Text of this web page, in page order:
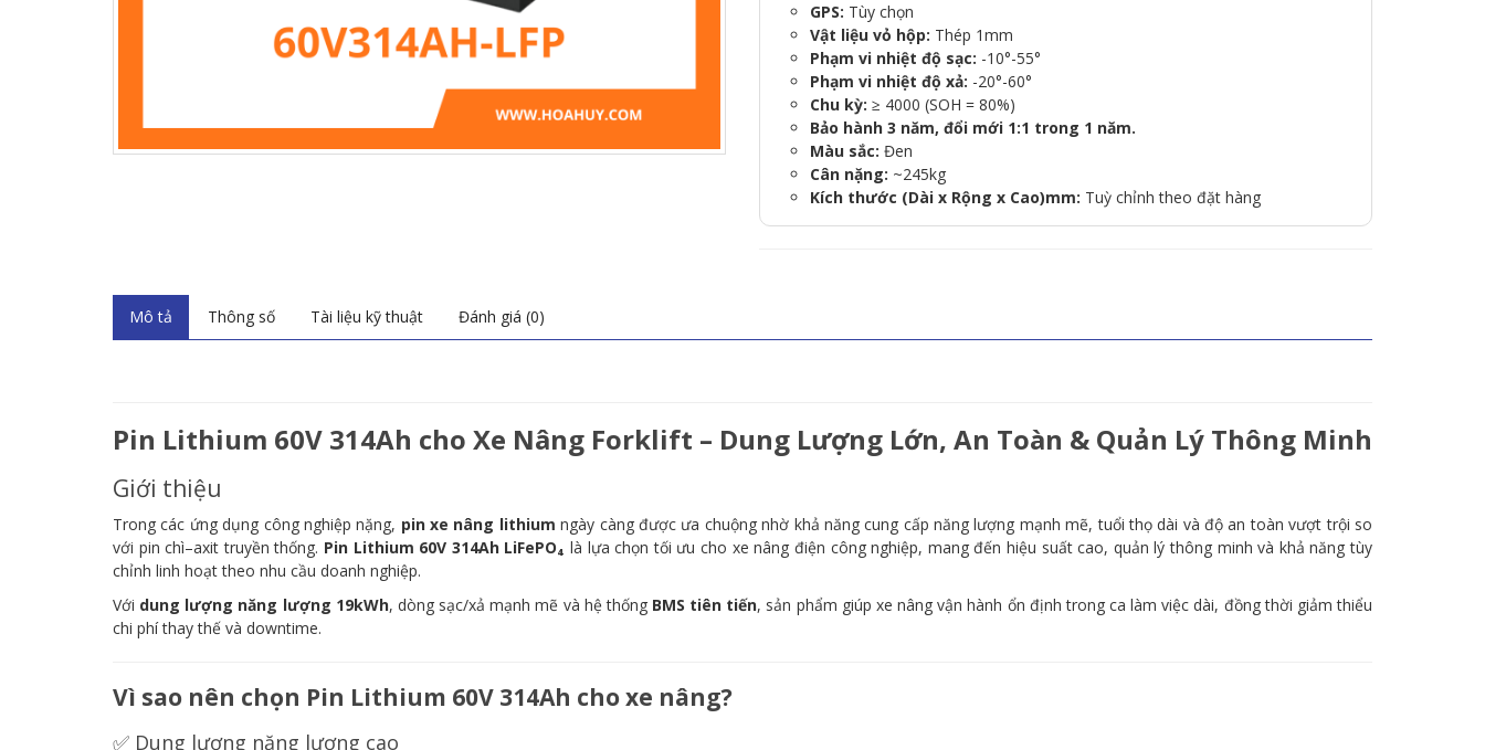
GPS: Tùy chọn
Vật liệu vỏ hộp: Thép 1mm
Phạm vi nhiệt độ sạc: -10°-55°
Phạm vi nhiệt độ xả: -20°-60°
Chu kỳ: ≥ 4000 (SOH = 80%)
Bảo hành 3 năm, đổi mới 1:1 trong 1 năm.
Màu sắc: Đen
Cân nặng: ~245kg
Kích thước (Dài x Rộng x Cao)mm: Tuỳ chỉnh theo đặt hàng
Mô tả Thông số Tài liệu kỹ thuật Đánh giá (0)
Pin Lithium 60V 314Ah cho Xe Nâng Forklift – Dung Lượng Lớn, An Toàn & Quản Lý Thông Minh
Giới thiệu
Trong các ứng dụng công nghiệp nặng, pin xe nâng lithium ngày càng được ưa chuộng nhờ khả năng cung cấp năng lượng mạnh mẽ, tuổi thọ dài và độ an toàn vượt trội so
với pin chì–axit truyền thống. Pin Lithium 60V 314Ah LiFePO₄ là lựa chọn tối ưu cho xe nâng điện công nghiệp, mang đến hiệu suất cao, quản lý thông minh và khả năng tùy
chỉnh linh hoạt theo nhu cầu doanh nghiệp.
Với dung lượng năng lượng 19kWh, dòng sạc/xả mạnh mẽ và hệ thống BMS tiên tiến, sản phẩm giúp xe nâng vận hành ổn định trong ca làm việc dài, đồng thời giảm thiểu
chi phí thay thế và downtime.
Vì sao nên chọn Pin Lithium 60V 314Ah cho xe nâng?
✅ Dung lượng năng lượng cao